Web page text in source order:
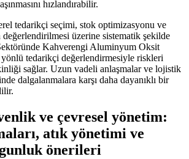
hızlandırabilir.
tedarikçi seçimi, stok optimizasyonu ve
değerlendirilmesi üzerine sistematik şekilde
Kahverengi Aluminyum Oksit
tedarikçi değerlendirmesiyle riskleri
sağlar. Uzun vadeli anlaşmalar ve lojistik
dalgalanmalara karşı daha dayanıklı bir
ve çevresel yönetim:
atık yönetimi ve
önerileri